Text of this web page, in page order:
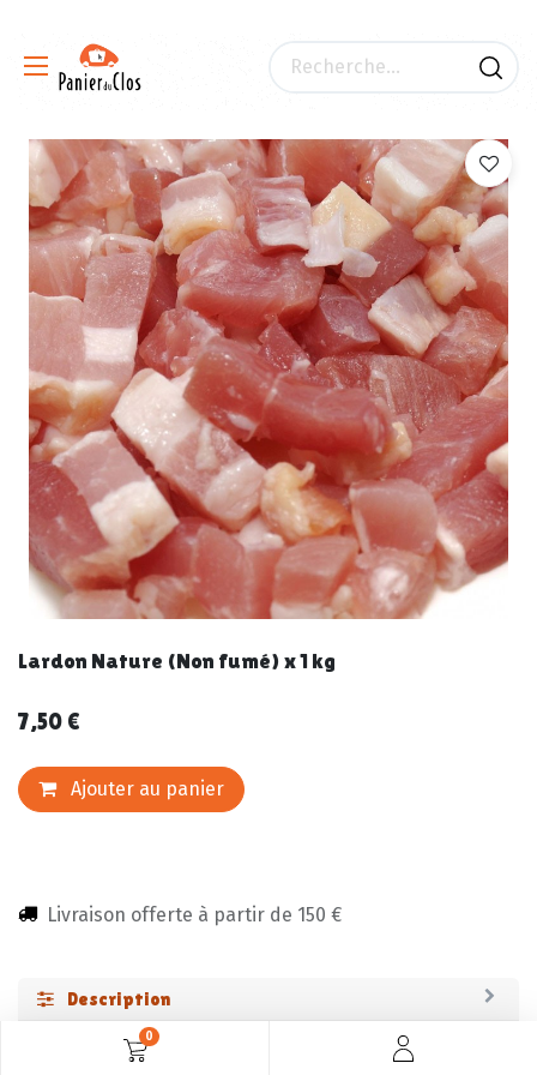
0
Lardon Nature (Non fumé) x 1 kg
7,50 €
Ajouter au panier
Livraison offerte à partir de 150 €
Description
ingredients